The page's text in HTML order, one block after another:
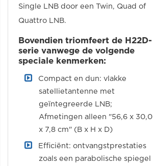
Single LNB door een Twin, Quad of
Quattro LNB.
Bovendien triomfeert de H22D-
serie vanwege de volgende
speciale kenmerken:
Compact en dun: vlakke
satellietantenne met
geïntegreerde LNB;
Afmetingen alleen "56,6 x 30,0
x 7,8 cm" (B x H x D)
Efficiënt: ontvangstprestaties
zoals een parabolische spiegel